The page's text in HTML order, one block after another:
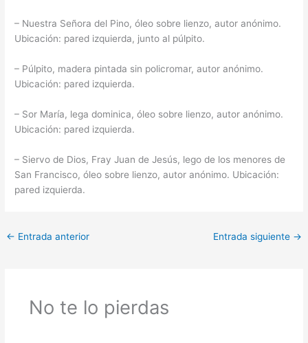
– Nuestra Señora del Pino, óleo sobre lienzo, autor anónimo.
Ubicación: pared izquierda, junto al púlpito.
– Púlpito, madera pintada sin policromar, autor anónimo.
Ubicación: pared izquierda.
– Sor María, lega dominica, óleo sobre lienzo, autor anónimo.
Ubicación: pared izquierda.
– Siervo de Dios, Fray Juan de Jesús, lego de los menores de
San Francisco, óleo sobre lienzo, autor anónimo. Ubicación:
pared izquierda.
← Entrada anterior Entrada siguiente →
No te lo pierdas